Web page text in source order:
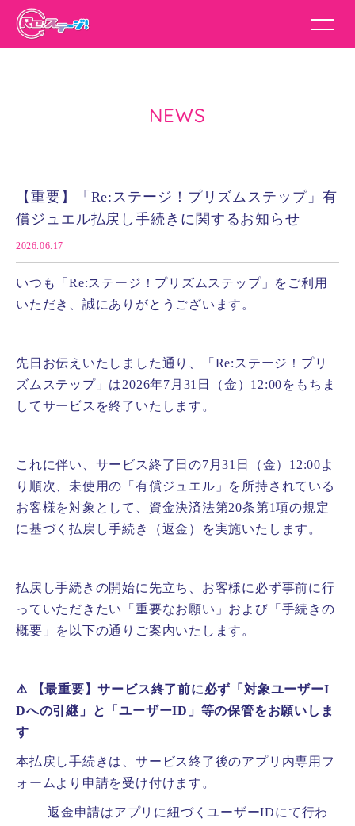
NEWS
【重要】「Re:ステージ！プリズムステップ」有
償ジュエル払戻し手続きに関するお知らせ
2026.06.17
いつも「Re:ステージ！プリズムステップ」をご利用
いただき、誠にありがとうございます。
先日お伝えいたしました通り、「Re:ステージ！プリ
ズムステップ」は2026年7月31日（金）12:00をもちま
してサービスを終了いたします。
これに伴い、サービス終了日の7月31日（金）12:00よ
り順次、未使用の「有償ジュエル」を所持されている
お客様を対象として、資金決済法第20条第1項の規定
に基づく払戻し手続き（返金）を実施いたします。
払戻し手続きの開始に先立ち、お客様に必ず事前に行
っていただきたい「重要なお願い」および「手続きの
概要」を以下の通りご案内いたします。
⚠️ 【最重要】サービス終了前に必ず「対象ユーザーI
Dへの引継」と「ユーザーID」等の保管をお願いしま
す
本払戻し手続きは、サービス終了後のアプリ内専用フ
ォームより申請を受け付けます。
返金申請はアプリに紐づくユーザーIDにて行わ